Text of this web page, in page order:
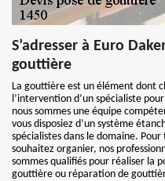
S’adresser à Euro
gouttière
La gouttière est un élément dont
l’intervention d’un spécialiste
nous sommes une équipe
vous disposiez d’un système
spécialistes dans le domaine.
souhaitez organier, nos
sommes qualifiés pour réaliser la
gouttière ou réparation de